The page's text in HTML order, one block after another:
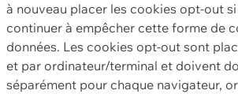
à nouveau placer les cookies opt-out
continuer à empêcher cette forme de
données. Les cookies opt-out sont
et par ordinateur/terminal et doivent
séparément pour chaque navigateur,